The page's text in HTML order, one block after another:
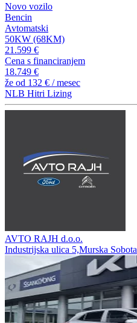
Novo vozilo
Bencin
Avtomatski
50KW (68KM)
21.599 €
Cena s financiranjem
18.749 €
že od 132 € / mesec
NLB Hitri Lizing
AVTO RAJH d.o.o.
Industrijska ulica 5,Murska Sobota